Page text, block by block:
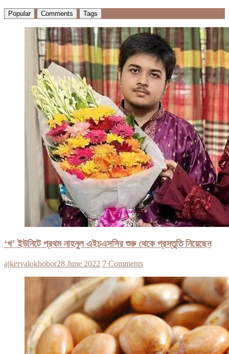
Popular Comments Tags
‘খ’ ইউনিটে প্রথম নাহনুল এইচএসসির শুরু থেকে প্রস্তুতি নিয়েছেন
ajkervalokhobor28 June 2022 7 Comments